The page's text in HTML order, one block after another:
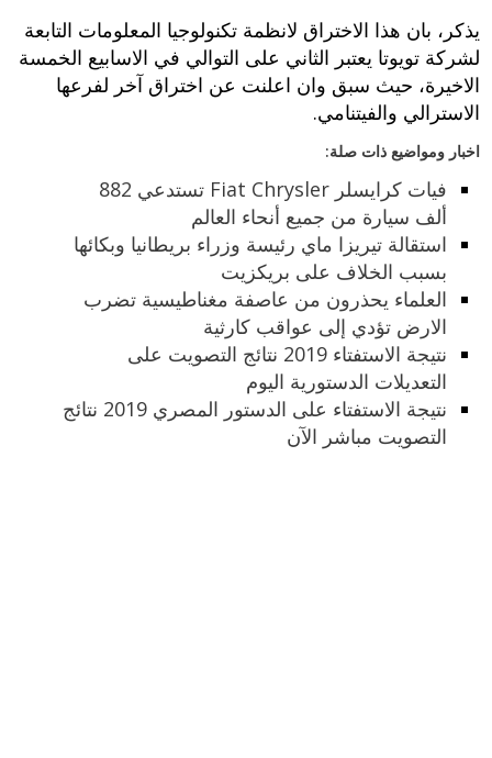
يذكر، بان هذا الاختراق لانظمة تكنولوجيا المعلومات التابعة
لشركة تويوتا يعتبر الثاني على التوالي في الاسابيع الخمسة
الاخيرة، حيث سبق وان اعلنت عن اختراق آخر لفرعها
الاسترالي والفيتنامي.
اخبار ومواضيع ذات صلة:
فيات كرايسلر Fiat Chrysler تستدعي 882
ألف سيارة من جميع أنحاء العالم
استقالة تيريزا ماي رئيسة وزراء بريطانيا وبكائها
بسبب الخلاف على بريكزيت
العلماء يحذرون من عاصفة مغناطيسية تضرب
الارض تؤدي إلى عواقب كارثية
نتيجة الاستفتاء 2019 نتائج التصويت على
التعديلات الدستورية اليوم
نتيجة الاستفتاء على الدستور المصري 2019 نتائج
التصويت مباشر الآن